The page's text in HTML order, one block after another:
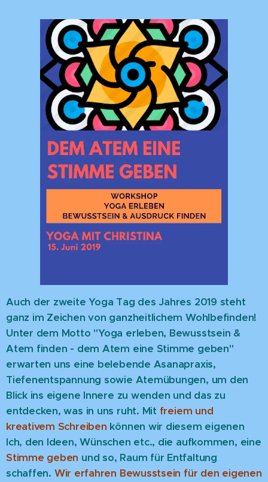
Auch der zweite Yoga Tag des Jahres 2019 steht
ganz im Zeichen von ganzheitlichem Wohlbefinden!
Unter dem Motto "Yoga erleben, Bewusstsein &
Atem finden - dem Atem eine Stimme geben"
erwarten uns eine belebende Asanapraxis,
Tiefenentspannung sowie Atemübungen, um den
Blick ins eigene Innere zu wenden und das zu
entdecken, was in uns ruht. Mit freiem und
kreativem Schreiben können wir diesem eigenen
Ich, den Ideen, Wünschen etc., die aufkommen, eine
Stimme geben und so, Raum für Entfaltung
schaffen. Wir erfahren Bewusstsein für den eigenen